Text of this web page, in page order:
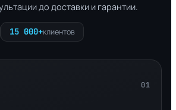
до доставки и гарантии.
15 000+клиентов
01